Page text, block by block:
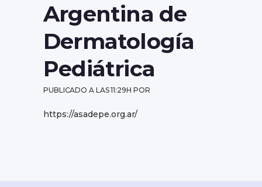
Argentina de
Dermatología
Pediátrica
PUBLICADO A LAS 11:29H POR
https://asadepe.org.ar/